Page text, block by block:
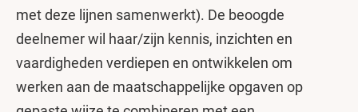
met deze lijnen samenwerkt). De beoogde
deelnemer wil haar/zijn kennis, inzichten en
vaardigheden verdiepen en ontwikkelen om
werken aan de maatschappelijke opgaven op